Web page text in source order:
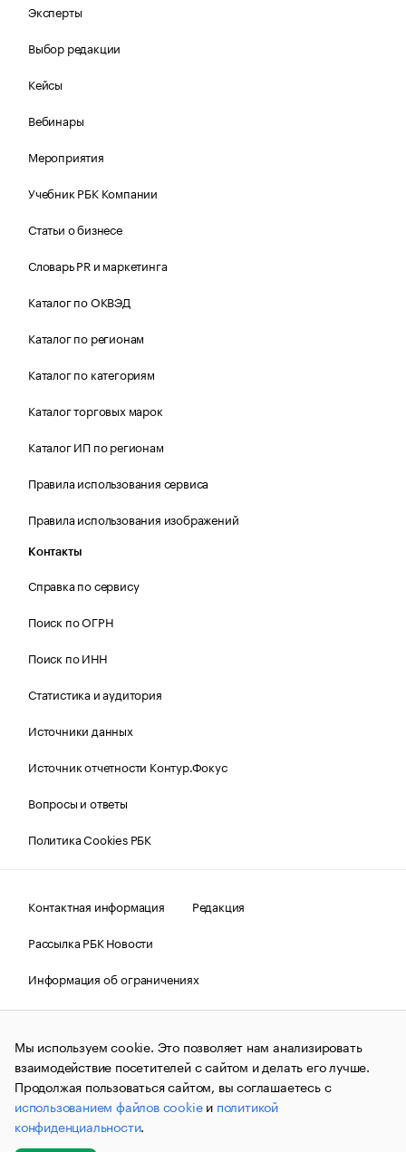
Эксперты
Выбор редакции
Кейсы
Вебинары
Мероприятия
Учебник РБК Компании
Статьи о бизнесе
Словарь PR и маркетинга
Каталог по ОКВЭД
Каталог по регионам
Каталог по категориям
Каталог торговых марок
Каталог ИП по регионам
Правила использования сервиса
Правила использования изображений
Контакты
Справка по сервису
Поиск по ОГРН
Поиск по ИНН
Статистика и аудитория
Источники данных
Источник отчетности Контур.Фокус
Вопросы и ответы
Политика Cookies РБК
Контактная информация
Редакция
Рассылка РБК Новости
Информация об ограничениях
Правовая информация
О соблюдении авторских прав
© АО «РОСБИЗНЕСКОНСАЛТИНГ»,1995–2026.Сообщения
и материалы информационного агентства «РБК»
(зарегистрировано Федеральной службой по надзору в сфере
связи, информационных технологий и массовых
коммуникаций (Роскомнадзор) 09.12.2015 за номером ИА
№ФС77-63848) сопровождаются пометкой «РБК». Отдельные
публикации могут содержать информацию,
Мы используем cookie. Это позволяет нам анализировать
взаимодействие посетителей с сайтом и делать его лучше.
Продолжая пользоваться сайтом, вы соглашаетесь с
использованием файлов cookieи политикой
конфиденциальности.